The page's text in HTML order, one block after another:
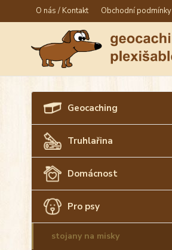
O nás / Kontakt Obchodní podmínky
Geocaching
Truhlařina
Domácnost
Pro psy
stojany na misky